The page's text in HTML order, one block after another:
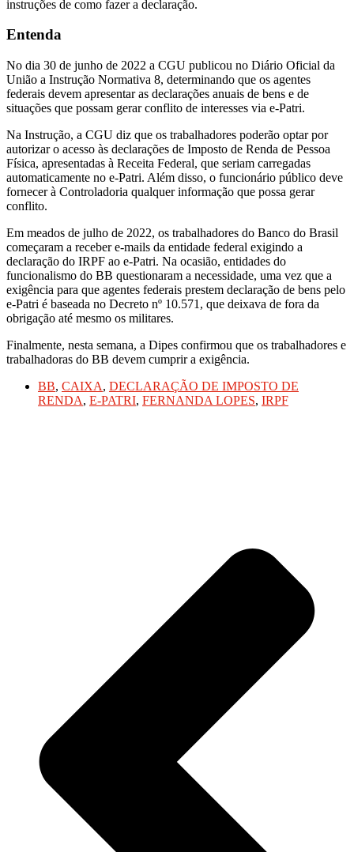
instruções de como fazer a declaração.
Entenda
No dia 30 de junho de 2022 a CGU publicou no Diário Oficial da
União a Instrução Normativa 8, determinando que os agentes
federais devem apresentar as declarações anuais de bens e de
situações que possam gerar conflito de interesses via e-Patri.
Na Instrução, a CGU diz que os trabalhadores poderão optar por
autorizar o acesso às declarações de Imposto de Renda de Pessoa
Física, apresentadas à Receita Federal, que seriam carregadas
automaticamente no e-Patri. Além disso, o funcionário público deve
fornecer à Controladoria qualquer informação que possa gerar
conflito.
Em meados de julho de 2022, os trabalhadores do Banco do Brasil
começaram a receber e-mails da entidade federal exigindo a
declaração do IRPF ao e-Patri. Na ocasião, entidades do
funcionalismo do BB questionaram a necessidade, uma vez que a
exigência para que agentes federais prestem declaração de bens pelo
e-Patri é baseada no Decreto nº 10.571, que deixava de fora da
obrigação até mesmo os militares.
Finalmente, nesta semana, a Dipes confirmou que os trabalhadores e
trabalhadoras do BB devem cumprir a exigência.
BB, CAIXA, DECLARAÇÃO DE IMPOSTO DE
RENDA, E-PATRI, FERNANDA LOPES, IRPF